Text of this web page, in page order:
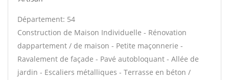
Département: 54
Construction de Maison Individuelle - Rénovation
dappartement / de maison - Petite maçonnerie -
Ravalement de façade - Pavé autobloquant - Allée de
jardin - Escaliers métalliques - Terrasse en béton /